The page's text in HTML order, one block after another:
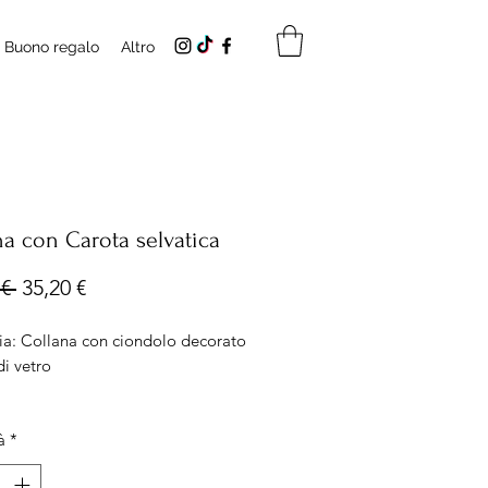
Buono regalo Altro
con Carota selvatica
€ Prezzo
35,20 €Prezzo
Collana con ciondolo decorato
vetro
catena: 36cm
*